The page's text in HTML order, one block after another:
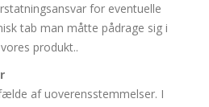
for eventuelle
tab man måtte pådrage sig i
produkt..
af uoverensstemmelser. I